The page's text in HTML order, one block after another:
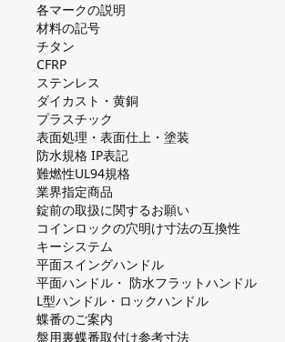
各マークの説明
材料の記号
チタン
CFRP
ステンレス
ダイカスト・⻩銅
プラスチック
表面処理・表面仕上・塗装
防⽔規格 IP表記
難燃性UL94規格
業界指定商品
錠前の取扱に関するお願い
コインロックの⽳明け⼨法の互換性
キーシステム
平⾯スイングハンドル
平⾯ハンドル・ 防⽔フラットハンドル
L型ハンドル・ロックハンドル
蝶番のご案内
盤⽤裏蝶番取付け参考⼨法